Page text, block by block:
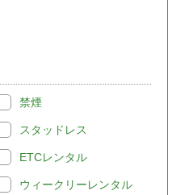
禁煙
スタッドレス
ETCレンタル
ウィークリーレンタル